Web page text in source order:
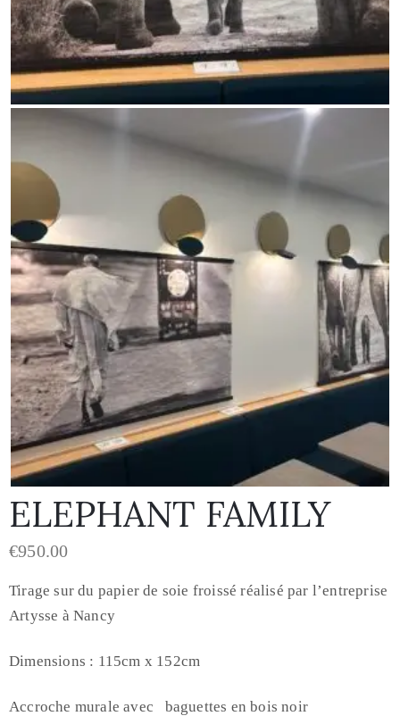
ELEPHANT FAMILY
€950.00
Tirage sur du papier de soie froissé réalisé par l’entreprise
Artysse à Nancy
Dimensions : 115cm x 152cm
Accroche murale avec baguettes en bois noir